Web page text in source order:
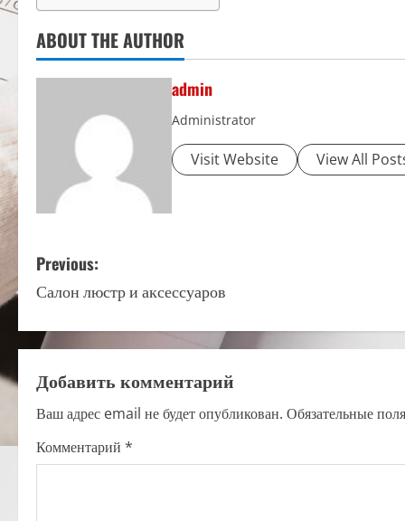
ABOUT THE AUTHOR
admin
Administrator
Visit Website View All
P
o
s
t
n
a
Previous:
Салон люстр и аксессуаров
Добавить комментарий
Ваш адрес email не будет опубликован. Обязательные
Комментарий *